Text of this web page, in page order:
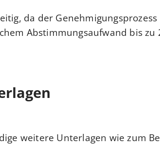
da der
Abstimmungsaufwand bis zu
weitere Unterlagen wie zum